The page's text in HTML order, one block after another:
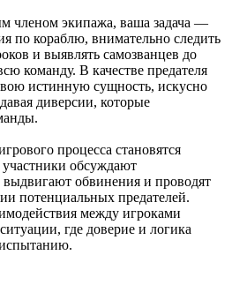
членом экипажа, ваша задача —
по кораблю, внимательно следить
и выявлять самозванцев до
команду. В качестве предателя
истинную сущность, искусно
диверсии, которые
процесса становятся
участники обсуждают
обвинения и проводят
потенциальных предателей.
между игроками
где доверие и логика